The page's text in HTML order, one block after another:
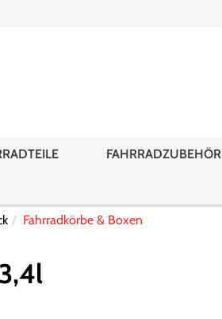
FAHRRADZUBEHÖR
Fahrradkörbe & Boxen